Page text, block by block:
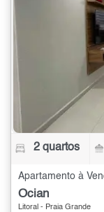
2 quartos
Apartamento à
Ocian
Litoral - Praia Grande